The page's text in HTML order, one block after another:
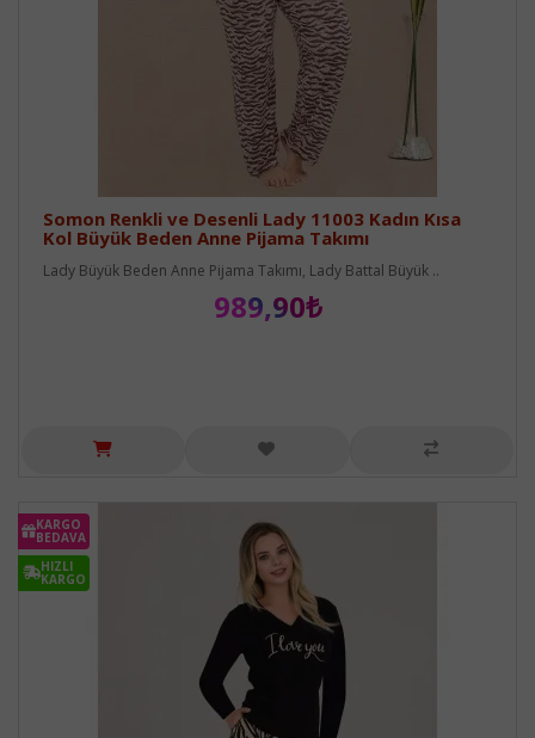
Somon Renkli ve Desenli Lady 11003 Kadın Kısa
Kol Büyük Beden Anne Pijama Takımı
Lady Büyük Beden Anne Pijama Takımı, Lady Battal Büyük ..
989,90₺
KARGO
BEDAVA
HIZLI
KARGO